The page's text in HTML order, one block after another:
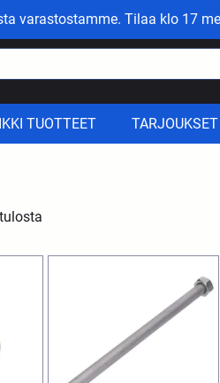
varastostamme. Tilaa klo 17
TUOTTEET TARJOUKSET